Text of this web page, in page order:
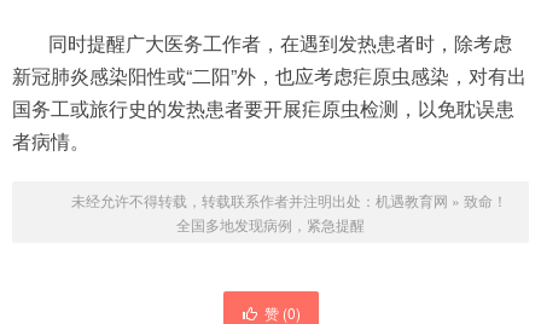
同时提醒广大医务工作者，在遇到发热患者时，除考虑
新冠肺炎感染阳性或“二阳”外，也应考虑疟原虫感染，对有出
国务工或旅行史的发热患者要开展疟原虫检测，以免耽误患
者病情。
未经允许不得转载，转载联系作者并注明出处： 机遇教育网 » 致命！
全国多地发现病例，紧急提醒
赞 (0)